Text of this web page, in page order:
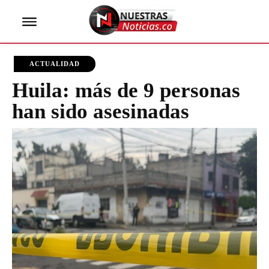
ACTUALIDAD
Huila: más de 9 personas
han sido asesinadas